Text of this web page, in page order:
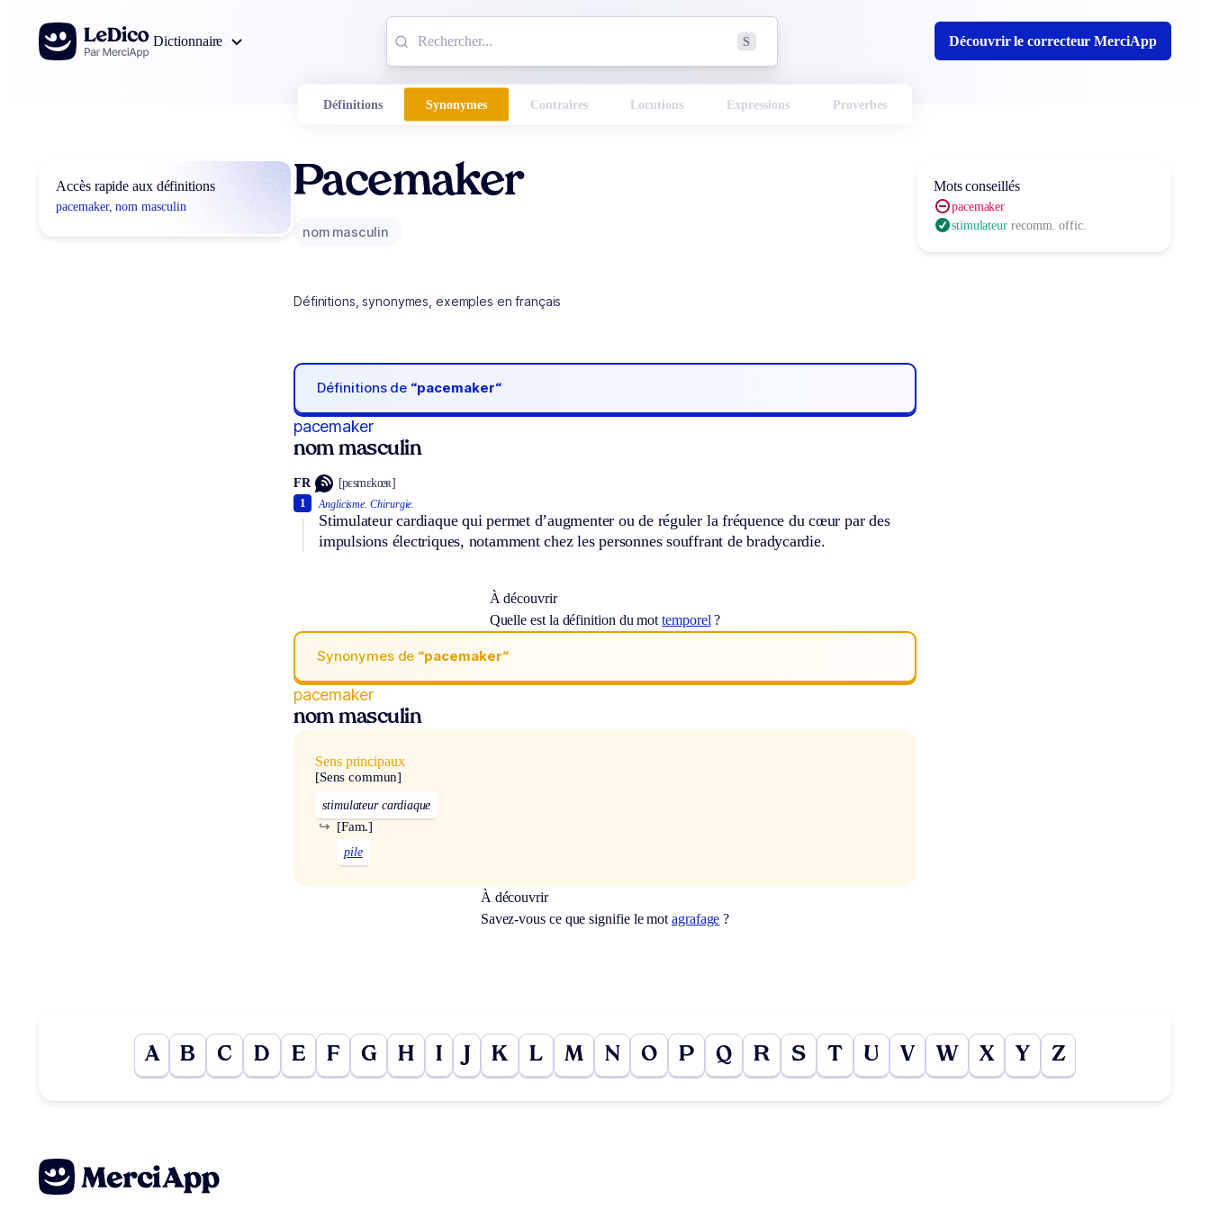
Aller au contenu
Dictionnaire
S Découvrir le correcteur MerciApp
Définitions Synonymes Contraires Locutions Expressions Proverbes
Accès rapide aux définitions
pacemaker, nom masculin
Pacemaker
nom masculin
Définitions, synonymes, exemples en français
Définitions de “pacemaker“
pacemaker
nom masculin
FR [pɛsmɛkœʀ]
Anglicisme. Chirurgie.
Stimulateur cardiaque qui permet d’augmenter ou de réguler la fréquence du cœur par des
impulsions électriques, notamment chez les personnes souffrant de bradycardie.
1
À découvrir
Quelle est la définition du mottemporel ?
Synonymes de “pacemaker“
pacemaker
nom masculin
Sens principaux
[Sens commun]
stimulateur cardiaque
[Fam.]
↪
pile
À découvrir
Savez-vous ce que signifie le motagrafage ?
Mots conseillés
pacemaker
stimulateur recomm. offic.
A B C D E F G H I J K L M N O P Q R S T U V W X Y Z